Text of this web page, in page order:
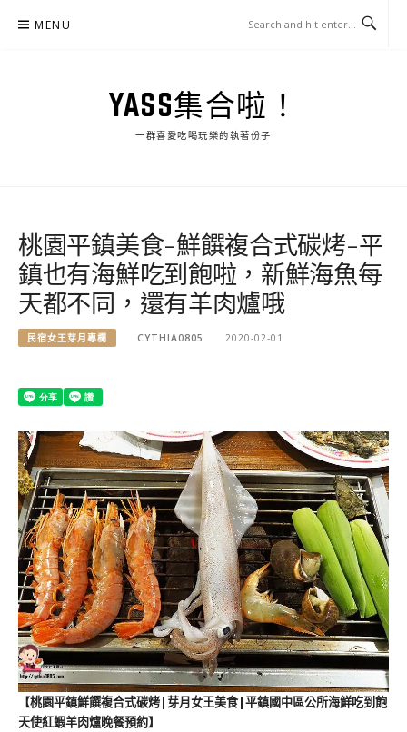
MENU
YASS集合啦！
一群喜愛吃喝玩樂的執著份子
桃園平鎮美食-鮮饌複合式碳烤-平
鎮也有海鮮吃到飽啦，新鮮海魚每
天都不同，還有羊肉爐哦
民宿女王芽月專欄 CYTHIA0805 2020-02-01
【桃園平鎮鮮饌複合式碳烤|芽月女王美食|平鎮國中區公所海鮮吃到飽
天使紅蝦羊肉爐晚餐預約】